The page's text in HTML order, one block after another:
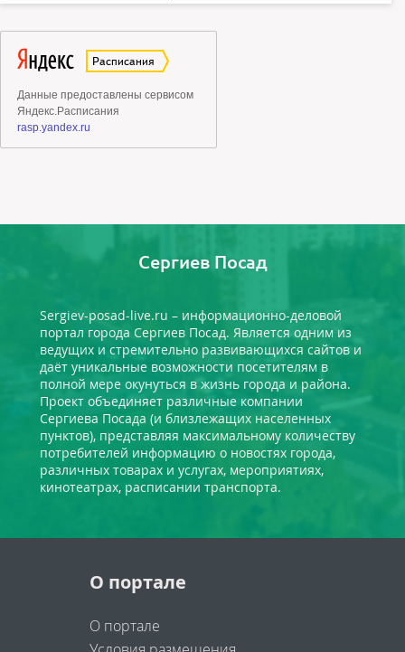
Сергиев Посад
Sergiev-posad-live.ru – информационно-деловой
портал города Сергиев Посад. Является одним из
ведущих и стремительно развивающихся сайтов и
даёт уникальные возможности посетителям в
полной мере окунуться в жизнь города и района.
Проект объединяет различные компании
Сергиева Посада (и близлежащих населенных
пунктов), представляя максимальному количеству
потребителей информацию о новостях города,
различных товарах и услугах, мероприятиях,
кинотеатрах, расписании транспорта.
О портале
О портале